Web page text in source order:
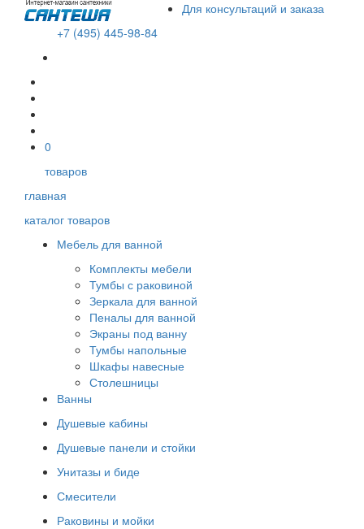
Для консультаций и заказа
+7 (495) 445-98-84
0
товаров
главная
каталог товаров
Мебель для ванной
Комплекты мебели
Тумбы с раковиной
Зеркала для ванной
Пеналы для ванной
Экраны под ванну
Тумбы напольные
Шкафы навесные
Столешницы
Ванны
Душевые кабины
Душевые панели и стойки
Унитазы и биде
Смесители
Раковины и мойки